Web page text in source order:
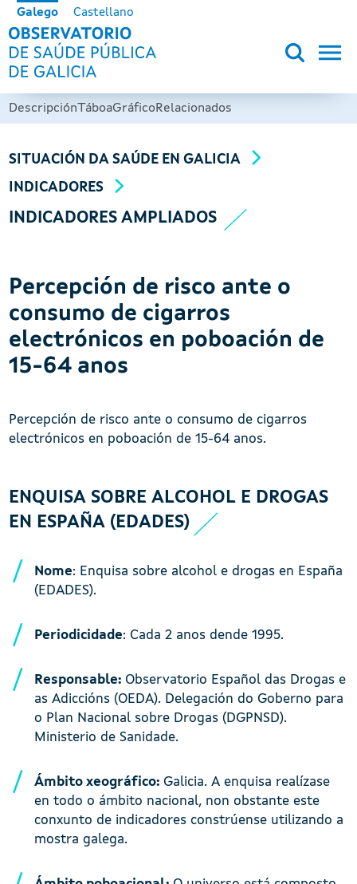
Ir o contido principal
Galego Castellano
OBSERVATORIO DE SALUD
DescripciónTáboaGráficoRelacionados
SITUACIÓN DA SAÚDE EN GALICIA
INDICADORES
INDICADORES AMPLIADOS
Percepción de risco ante o
consumo de cigarros
electrónicos en poboación de
15-64 anos
Percepción de risco ante o consumo de cigarros
electrónicos en poboación de 15-64 anos.
ENQUISA SOBRE ALCOHOL E DROGAS
EN ESPAÑA (EDADES)
Nome: Enquisa sobre alcohol e drogas en España
(EDADES).
Periodicidade: Cada 2 anos dende 1995.
Responsable: Observatorio Español das Drogas e
as Adiccións (OEDA). Delegación do Goberno para
o Plan Nacional sobre Drogas (DGPNSD).
Ministerio de Sanidade.
Ámbito xeográfico: Galicia. A enquisa realízase
en todo o ámbito nacional, non obstante este
conxunto de indicadores constrúense utilizando a
mostra galega.